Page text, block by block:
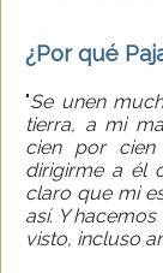
¿Por qué
"Se unen
tierra, a mi
cien por
dirigirme a él
claro que mi
así. Y
visto, incluso